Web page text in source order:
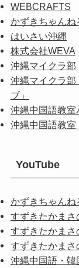
WEBCRAFTS
かずきちゃんね
はいさい沖縄
株式会社WEVA
沖縄マイクラ部
沖縄マイクラ部
ブ」
沖縄中国語教
沖縄中国語教室
YouTube
かずきちゃんね
すずきたかまさ
すずきたかまさ
すずきたかまさ
沖縄中国語・韓